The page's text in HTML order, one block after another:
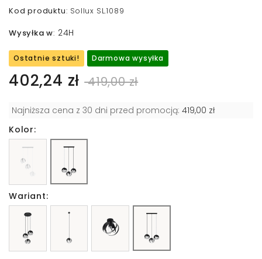
Kod produktu: Sollux SL.1089
Wysyłka w: 24H
Ostatnie sztuki! Darmowa wysyłka
402,24 zł 419,00 zł
Najniższa cena z 30 dni przed promocją: 419,00 zł
Kolor:
Wariant: